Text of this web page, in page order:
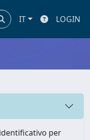
IT LOGIN
per